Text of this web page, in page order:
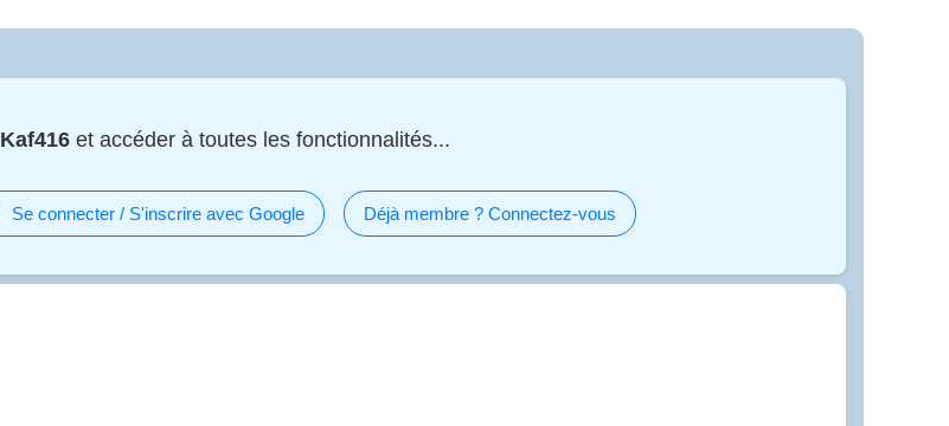
Kaf416 et accéder à toutes les fonctionnalités...
Se connecter / S'inscrire avec Google Déjà membre ? Connectez-vous